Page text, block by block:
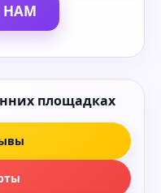
НАМ
площадках